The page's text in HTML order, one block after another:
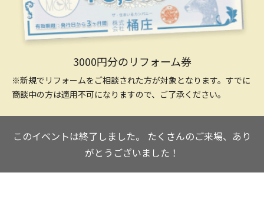
3000円分のリフォーム券
※新規でリフォームをご相談された方が対象となります。すでに
商談中の方は適用不可になりますので、ご了承ください。
このイベントは終了しました。 たくさんのご来場、あり
がとうございました！